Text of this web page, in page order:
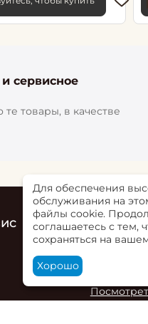
сервисное
товары, в качестве
г.
Для обеспечения
обслуживания на
файлы cookie.
соглашаетесь с тем,
сохраняться на
Хорошо